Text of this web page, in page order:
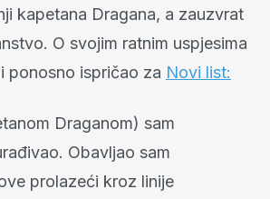
kapetana Dragana, a zauzvrat
O svojim ratnim uspjesima
ponosno ispričao za Novi list:
Draganom) sam
Obavljao sam
prolazeći kroz linije